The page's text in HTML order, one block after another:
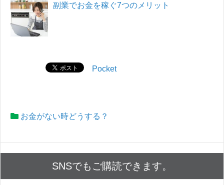
副業でお金を稼ぐ7つのメリット
Pocket
お金がない時どうする？
SNSでもご購読できます。